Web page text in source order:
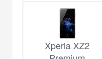
Xperia XZ2